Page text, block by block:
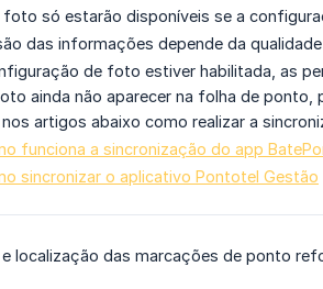
foto só estarão disponíveis se a
das informações depende da
de foto estiver habilitada, as
ainda não aparecer na folha de
artigos abaixo como realizar a
funciona a sincronização do app
sincronizar o aplicativo Pontotel Gestão
localização das marcações de ponto